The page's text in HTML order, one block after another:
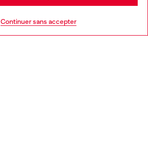
Continuer sans accepter